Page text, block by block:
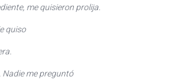
me quisieron prolija.
quiso
Nadie me preguntó